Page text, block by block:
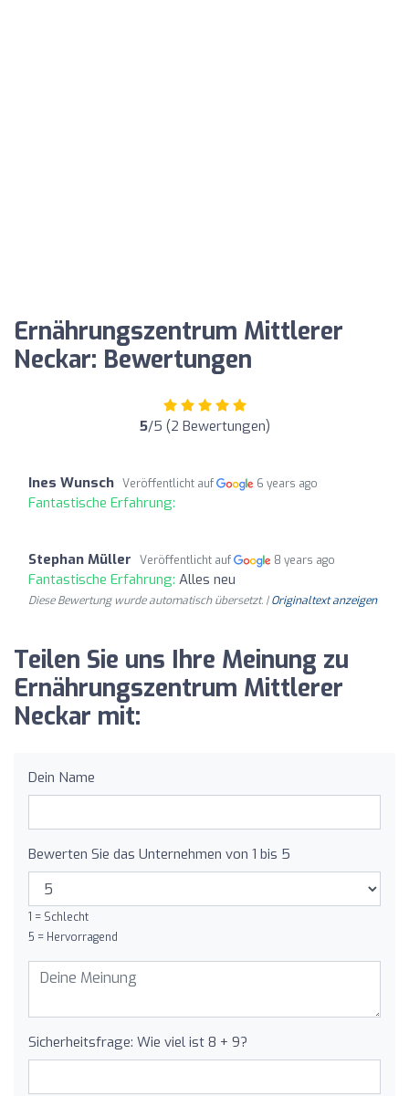
Ernährungszentrum Mittlerer
Neckar: Bewertungen
5/5 (2 Bewertungen)
Ines Wunsch Veröffentlicht auf 6 years ago
Fantastische Erfahrung:
Stephan Müller Veröffentlicht auf 8 years ago
Fantastische Erfahrung: Alles neu
Diese Bewertung wurde automatisch übersetzt. |Originaltext anzeigen
Teilen Sie uns Ihre Meinung zu
Ernährungszentrum Mittlerer
Neckar mit:
Dein Name
Bewerten Sie das Unternehmen von 1 bis 5
1 = Schlecht
5 = Hervorragend
Sicherheitsfrage: Wie viel ist 8 + 9?